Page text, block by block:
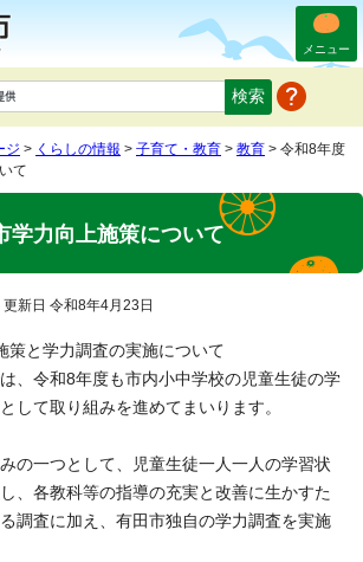
メニュー
ジ > くらしの情報 > 子育て・教育 > 教育 > 令和8年度
て
学力向上施策について
新日 令和8年4月23日
策と学力調査の実施について
、令和8年度も市内小中学校の児童生徒の学
して取り組みを進めてまいります。
の一つとして、児童生徒一人一人の学習状
、各教科等の指導の充実と改善に生かすた
調査に加え、有田市独自の学力調査を実施